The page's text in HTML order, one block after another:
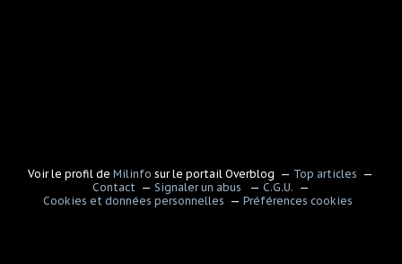
Voir le profil deMilinfo sur le portail Overblog
Top articles
Contact
Signaler un abus
C.G.U.
Cookies et données personnelles
Préférences cookies